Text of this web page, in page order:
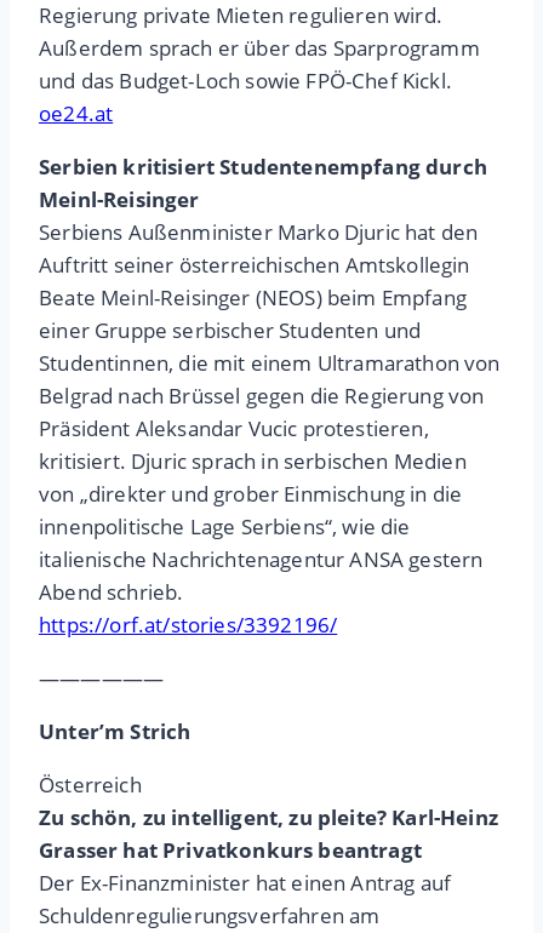
Regierung private Mieten regulieren wird.
Außerdem sprach er über das Sparprogramm
und das Budget-Loch sowie FPÖ-Chef Kickl.
oe24.at
Serbien kritisiert Studentenempfang durch
Meinl-Reisinger
Serbiens Außenminister Marko Djuric hat den
Auftritt seiner österreichischen Amtskollegin
Beate Meinl-Reisinger (NEOS) beim Empfang
einer Gruppe serbischer Studenten und
Studentinnen, die mit einem Ultramarathon von
Belgrad nach Brüssel gegen die Regierung von
Präsident Aleksandar Vucic protestieren,
kritisiert. Djuric sprach in serbischen Medien
von „direkter und grober Einmischung in die
innenpolitische Lage Serbiens“, wie die
italienische Nachrichtenagentur ANSA gestern
Abend schrieb.
https://orf.at/stories/3392196/
——————
Unter’m Strich
Österreich
Zu schön, zu intelligent, zu pleite? Karl-Heinz
Grasser hat Privatkonkurs beantragt
Der Ex-Finanzminister hat einen Antrag auf
Schuldenregulierungsverfahren am